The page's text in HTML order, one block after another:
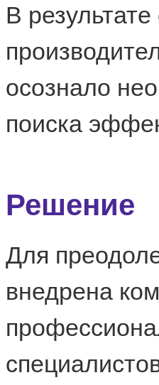
В
осознало
поиска
Решение
Для
внедрена